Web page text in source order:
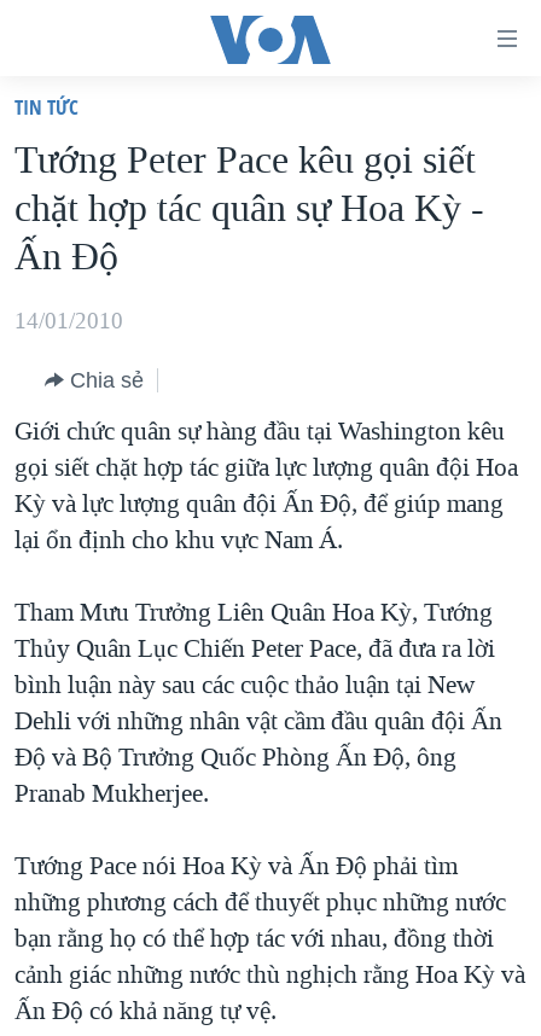
truy
cập
Tới
nội
chính
hướng
chính
Đi
tới
VIỆT NAM
HOA KỲ
BIỂN ĐÔNG
THẾ GIỚI
DIỄN ĐÀN
MỤC
TỰ DO BÁO CHÍ
VẠCH TRẦN TIN GIẢ
ĐỜI SỐNG
KINH TẾ
KHOA HỌC
VĂN HOÁ
GIÁO DỤC
CHUYÊN ĐỀ
CHIẾN TRANH THƯƠNG MẠI CỦA MỸ: QUÁ KHỨ VÀ HIỆN
TẠI
MỘT NĂM CHIẾN TRANH TẠI DẢI GAZA
GIẢI MÃ VÀNH ĐAI & CON ĐƯỜNG
NGÀY TỊ NẠN THẾ GIỚI
TRỊNH VĨNH BÌNH - NGƯỜI HẠ 'BÊN THẮNG CUỘC'
GROUND ZERO – XƯA VÀ NAY
CHI PHÍ CHIẾN TRANH AFGHANISTAN
CÁC GIÁ TRỊ CỘNG HÒA Ở VIỆT NAM
THƯỢNG ĐỈNH TRUMP-KIM TẠI VIỆT NAM
TRỊNH VĨNH BÌNH VS. CHÍNH PHỦ VIỆT NAM
NGƯ DÂN VIỆT VÀ LÀN SÓNG TRỘM HẢI SÂM
HỌC TIẾNG ANH
NGHE
MẠNG XÃ HỘI
Ngôn ngữ khác
TIN TỨC
Tướng Peter Pace kêu gọi siết
chặt hợp tác quân sự Hoa Kỳ -
Ấn Ðộ
14/01/2010
Chia sẻ
Giới chức quân sự hàng đầu tại Washington kêu
gọi siết chặt hợp tác giữa lực lượng quân đội Hoa
Kỳ và lực lượng quân đội Ấn Độ, để giúp mang
lại ổn định cho khu vực Nam Á.
Tham Mưu Trưởng Liên Quân Hoa Kỳ, Tướng
Thủy Quân Lục Chiến Peter Pace, đã đưa ra lời
bình luận này sau các cuộc thảo luận tại New
Dehli với những nhân vật cầm đầu quân đội Ấn
Độ và Bộ Trưởng Quốc Phòng Ấn Độ, ông
Pranab Mukherjee.
Tướng Pace nói Hoa Kỳ và Ấn Độ phải tìm
những phương cách để thuyết phục những nước
bạn rằng họ có thể hợp tác với nhau, đồng thời
cảnh giác những nước thù nghịch rằng Hoa Kỳ và
Ấn Độ có khả năng tự vệ.